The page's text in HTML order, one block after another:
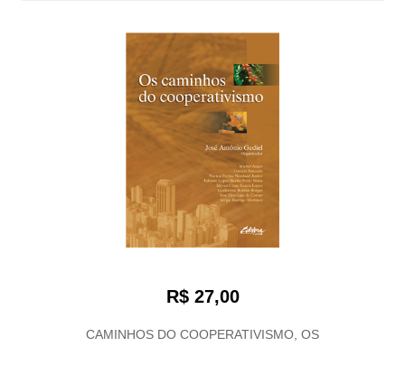
R$ 27,00
CAMINHOS DO COOPERATIVISMO, OS